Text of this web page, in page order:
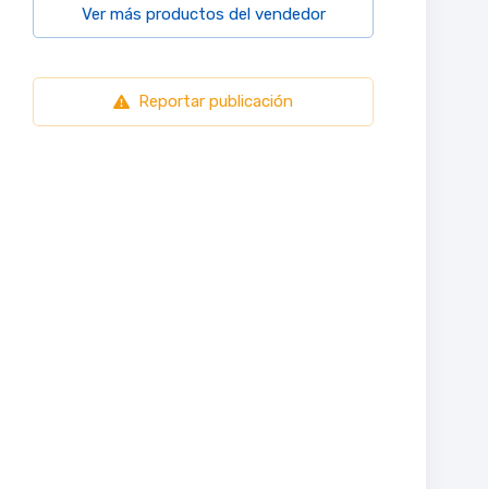
Ver más productos del vendedor
Reportar publicación